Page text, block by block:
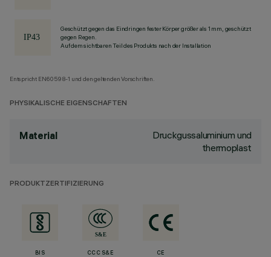
Geschützt gegen das Eindringen fester Körper größer als 1 mm, geschützt
gegen Regen.
Auf dem sichtbaren Teil des Produkts nach der Installation
Entspricht EN60598-1 und den geltenden Vorschriften.
PHYSIKALISCHE EIGENSCHAFTEN
Material
Druckgussaluminium und
thermoplast
PRODUKTZERTIFIZIERUNG
BIS CCC S&E CE